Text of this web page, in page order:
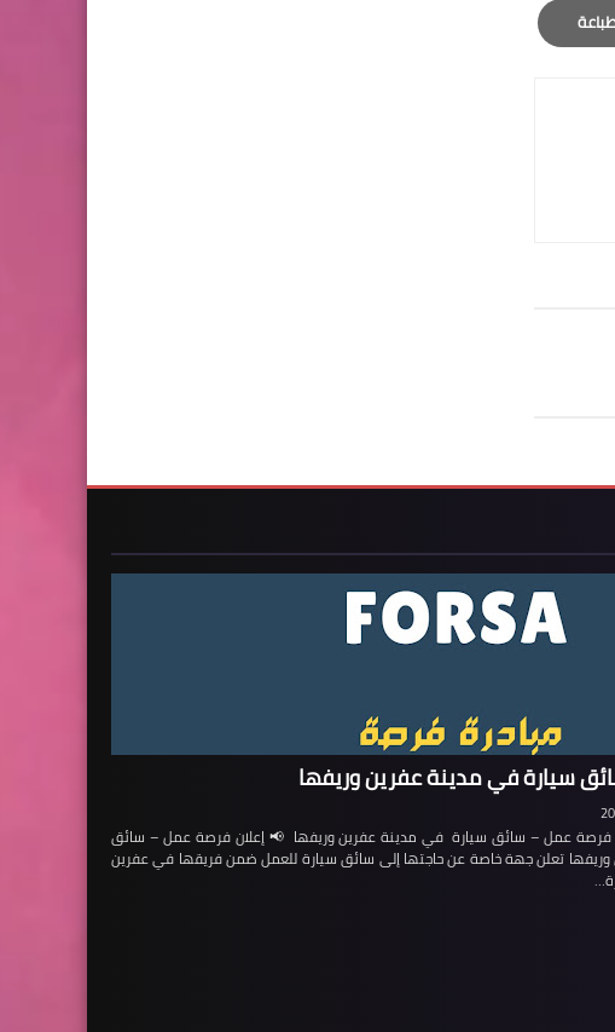
سيارة في مدينة عفرين وريفها
عمل – سائق سيارة في مدينة عفرين وريفها 📢 إعلان فرصة عمل – سائق
وريفها تعلن جهة خاصة عن حاجتها إلى سائق سيارة للعمل ضمن فريقها في عفرين